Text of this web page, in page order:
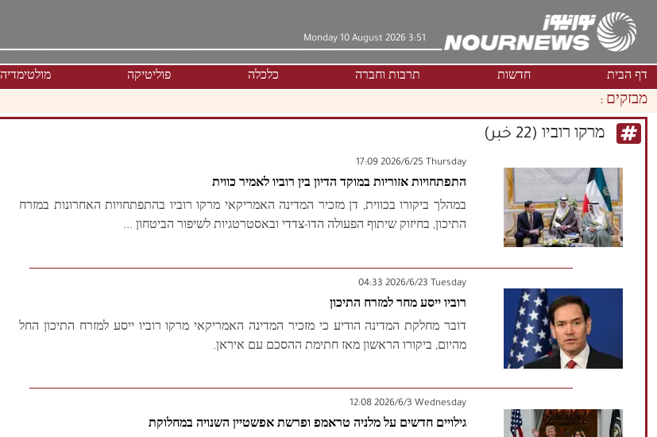
Monday 10 August 2026 3:51
דף הבית חדשות תרבות וחברה כלכלה פוליטיקה מולטימדיה
מבזקים :
מרקו רוביו (22 خبر)
‫‫Thursday‬‬ 2026/6/25 17:09
התפתחויות אזוריות במוקד הדיון בין רוביו לאמיר כווית
במהלך ביקורו בכווית, דן מזכיר המדינה האמריקאי מרקו רוביו בהתפתחויות האחרונות במזרח
התיכון, בחיזוק שיתוף הפעולה הדו-צדדי ובאסטרטגיות לשיפור הביטחון ...
‫‫Tuesday‬‬ 2026/6/23 04:33
רוביו ייסע מחר למזרח התיכון
דובר מחלקת המדינה הודיע ​​כי מזכיר המדינה האמריקאי מרקו רוביו ייסע למזרח התיכון החל
מהיום, ביקורו הראשון מאז חתימת ההסכם עם איראן.
‫‫Wednesday‬‬ 2026/6/3 12:08
גילויים חדשים על מלניה טראמפ ופרשת אפשטיין השנויה במחלוקת